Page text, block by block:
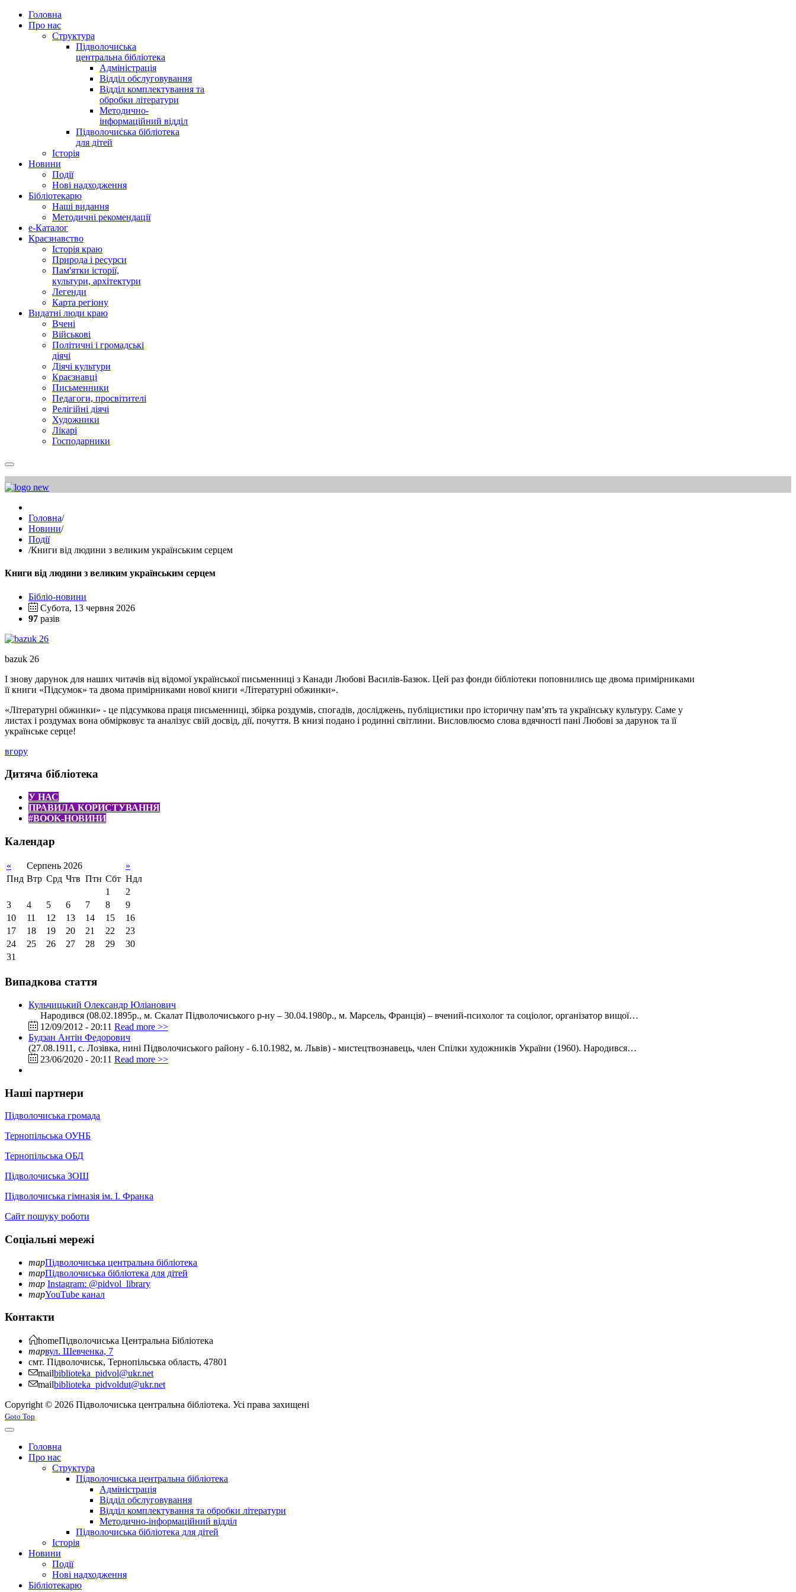
Головна
Про нас
Структура
Підволочиська
центральна бібліотека
Адміністрація
Відділ обслуговування
Відділ комплектування та
обробки літератури
Методично-
інформаційний відділ
Підволочиська бібліотека
для дітей
Історія
Новини
Події
Нові надходження
Бібліотекарю
Наші видання
Методичні рекомендації
e-Каталог
Краєзнавство
Історія краю
Природа і ресурси
Пам'ятки історії,
культури, архітектури
Легенди
Карта регіону
Видатні люди краю
Вчені
Військові
Політичні і громадські
діячі
Діячі культури
Краєзнавці
Письменники
Педагоги, просвітителі
Релігійні діячі
Художники
Лікарі
Господарники
Головна/
Новини/
Події
/Книги від людини з великим українським серцем
Книги від людини з великим українським серцем
Бібліо-новини
Субота, 13 червня 2026
97 разів
bazuk 26
І знову дарунок для наших читачів від відомої української письменниці з Канади Любові Василів-Базюк. Цей раз фонди бібліотеки поповнились ще двома примірниками
її книги «Підсумок» та двома примірниками нової книги «Літературні обжинки».
«Літературні обжинки» - це підсумкова праця письменниці, збірка роздумів, спогадів, досліджень, публіцистики про історичну пам’ять та українську культуру. Саме у
листах і роздумах вона обмірковує та аналізує свій досвід, дії, почуття. В книзі подано і родинні світлини. Висловлюємо слова вдячності пані Любові за дарунок та її
українське серце!
вгору
Дитяча бібліотека
У НАС
ПРАВИЛА КОРИСТУВАННЯ
#BOOK-НОВИНИ
Календар
« Серпень 2026
»
Пнд Втр Срд Чтв Птн Сбт Ндл
1
2
3
4 5 6 7 8
9
10
11 12 13 14 15
16
17
18 19 20 21 22
23
24
25 26 27 28 29
30
31
Випадкова стаття
Кульчицький Олександр Юліанович
Народився (08.02.1895р., м. Скалат Підволочиського р-ну – 30.04.1980р., м. Марсель, Франція) – вчений-психолог та соціолог, організатор вищої…
12/09/2012 - 20:11 Read more >>
Будзан Антін Федорович
(27.08.1911, с. Лозівка, нині Підволочиського району - 6.10.1982, м. Львів) - мистецтвознавець, член Спілки художників України (1960). Народився…
23/06/2020 - 20:11 Read more >>
Наші партнери
Підволочиська громада
Тернопільська ОУНБ
Тернопільська ОБД
Підволочиська ЗОШ
Підволочиська гімназія ім. І. Франка
Сайт пошуку роботи
Соціальні мережі
mapПідволочиська центральна бібліотека
mapПідволочиська бібліотека для дітей
map Instagram: @pidvol_library
mapYouTube канал
Контакти
homeПідволочиська Центральна Бібліотека
mapвул. Шевченка, 7
смт. Підволочиськ, Тернопільська область, 47801
mailbiblioteka_pidvol@ukr.net
mailbiblioteka_pidvoldut@ukr.net
Copyright © 2026 Підволочиська центральна бібліотека. Усі права захищені
Joomla! 3 Templates
Goto Top
Головна
Про нас
Структура
Підволочиська центральна бібліотека
Адміністрація
Відділ обслуговування
Відділ комплектування та обробки літератури
Методично-інформаційний відділ
Підволочиська бібліотека для дітей
Історія
Новини
Події
Нові надходження
Бібліотекарю